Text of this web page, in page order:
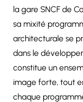
la gare SNCF de
sa mixité
architecturale se
dans le
constitue un
image forte, tout
chaque